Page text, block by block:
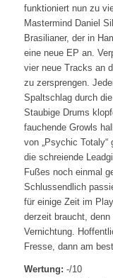
funktioniert nun zu
Mastermind Daniel
Brasilianer, der in
eine neue EP an.
vier neue Tracks an
zu zersprengen.
Spaltschlag durch
Staubige Drums
fauchende Growls
von „Psychic
die schreiende
Fußes noch einmal
Schlussendlich
für einige Zeit im
derzeit braucht,
Vernichtung.
Fresse, dann am
Wertung: -/10